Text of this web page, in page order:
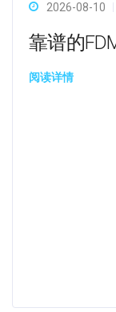
2026-08-10
靠谱的
阅读详情